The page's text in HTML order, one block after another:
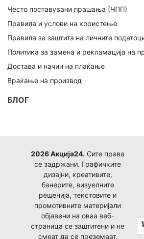
Често поставувани прашања (ЧПП)
Правила и услови на користење
Правила за заштита на личните
Политика за замена и рекламација на
Достава и начин на плаќање
Враќање на производ
БЛОГ
2026 Акција24. Сите права
се задржани. Графичките
дизајни, креативите,
банерите, визуелните
решенија, текстовите и
промотивните материјали
објавени на оваа веб-
страница се заштитени и не
смеат да се преземаат,